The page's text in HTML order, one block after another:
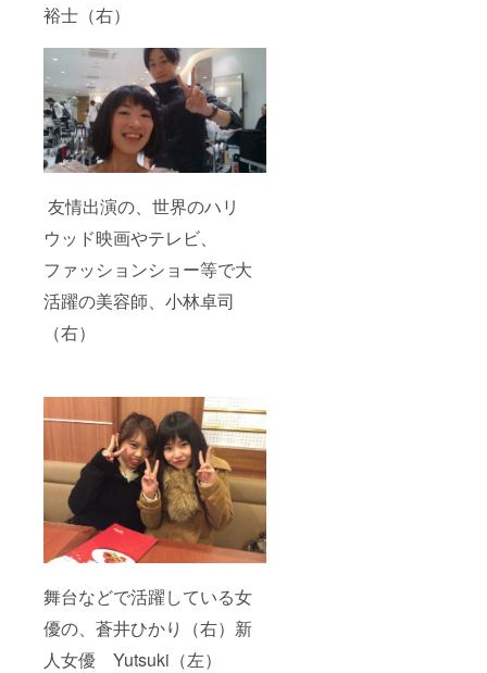
裕士（右）
友情出演の、世界のハリ
ウッド映画やテレビ、
ファッションショー等で大
活躍の美容師、小林卓司
（右）
舞台などで活躍している女
優の、蒼井ひかり（右）新
人女優 Yutsuki（左）